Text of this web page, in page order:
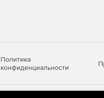
Политика
конфиденциальности